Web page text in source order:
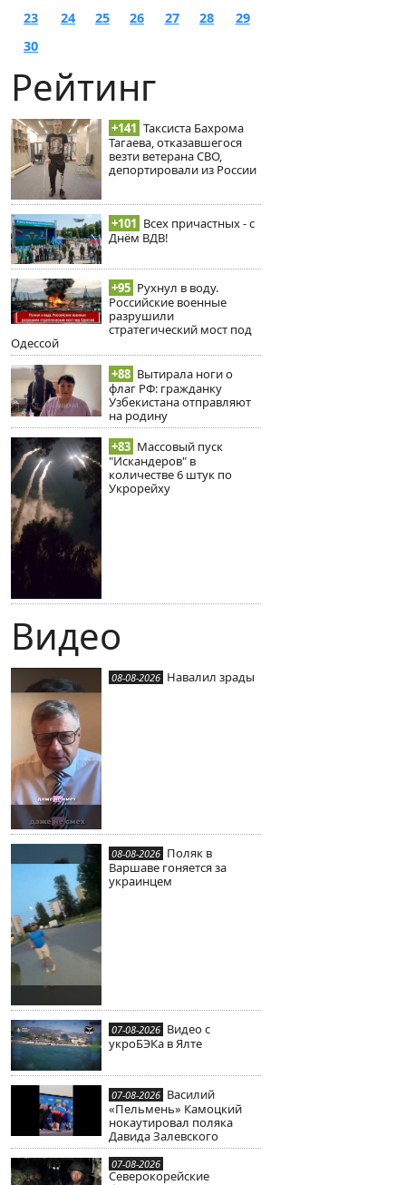
23
24 25 26 27 28
29
30
Рейтинг
+141 Таксиста Бахрома
Тагаева, отказавшегося
везти ветерана СВО,
депортировали из России
+101 Всех причастных - с
Днём ВДВ!
+95 Рухнул в воду.
Российские военные
разрушили
стратегический мост под
Одессой
+88 Вытирала ноги о
флаг РФ: гражданку
Узбекистана отправляют
на родину
+83 Массовый пуск
"Искандеров" в
количестве 6 штук по
Укрорейху
Видео
08-08-2026 Навалил зрады
08-08-2026 Поляк в
Варшаве гоняется за
украинцем
07-08-2026 Видео с
укроБЭКа в Ялте
07-08-2026 Василий
«Пельмень» Камоцкий
нокаутировал поляка
Давида Залевского
07-08-2026
Северокорейские